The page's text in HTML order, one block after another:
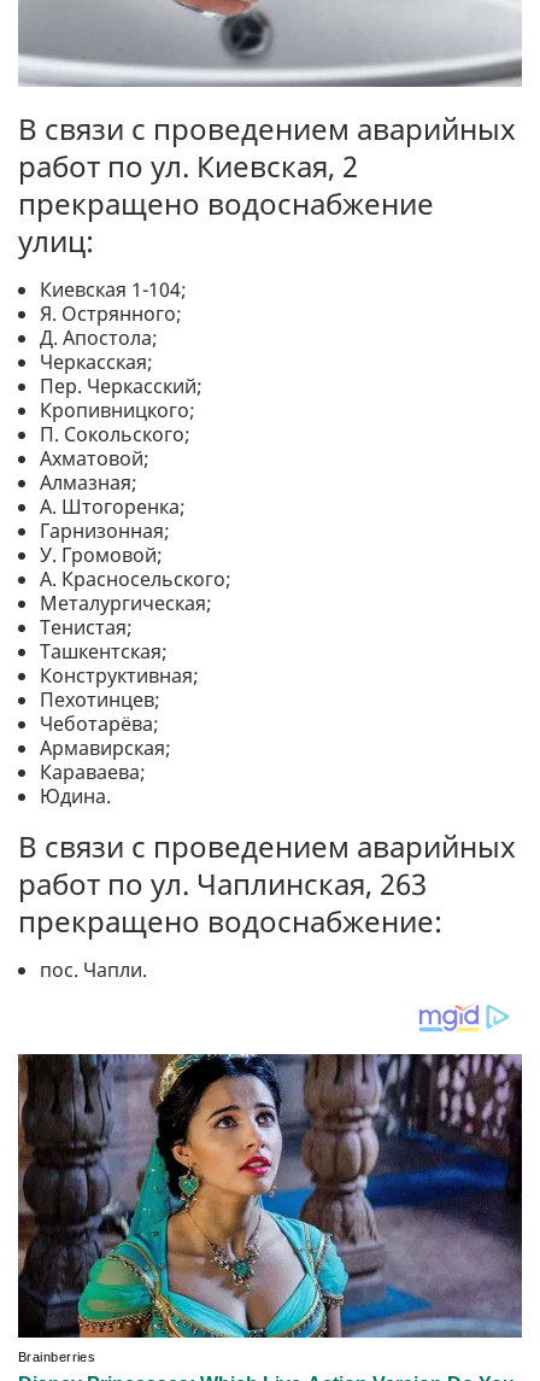
В связи с проведением аварийных
работ по ул. Киевская, 2
прекращено водоснабжение
улиц:
Киевская 1-104;
Я. Острянного;
Д. Апостола;
Черкасская;
Пер. Черкасский;
Кропивницкого;
П. Сокольского;
Ахматовой;
Алмазная;
А. Штогоренка;
Гарнизонная;
У. Громовой;
А. Красносельского;
Металургическая;
Тенистая;
Ташкентская;
Конструктивная;
Пехотинцев;
Чеботарёва;
Армавирская;
Караваева;
Юдина.
В связи с проведением аварийных
работ по ул. Чаплинская, 263
прекращено водоснабжение:
пос. Чапли.